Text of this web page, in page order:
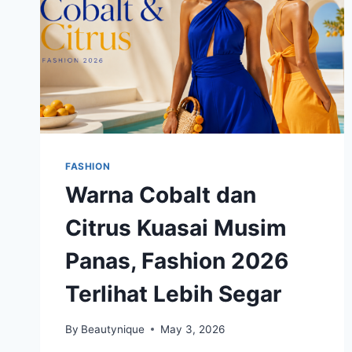
FASHION
Warna Cobalt dan
Citrus Kuasai Musim
Panas, Fashion 2026
Terlihat Lebih Segar
By Beautynique May 3, 2026